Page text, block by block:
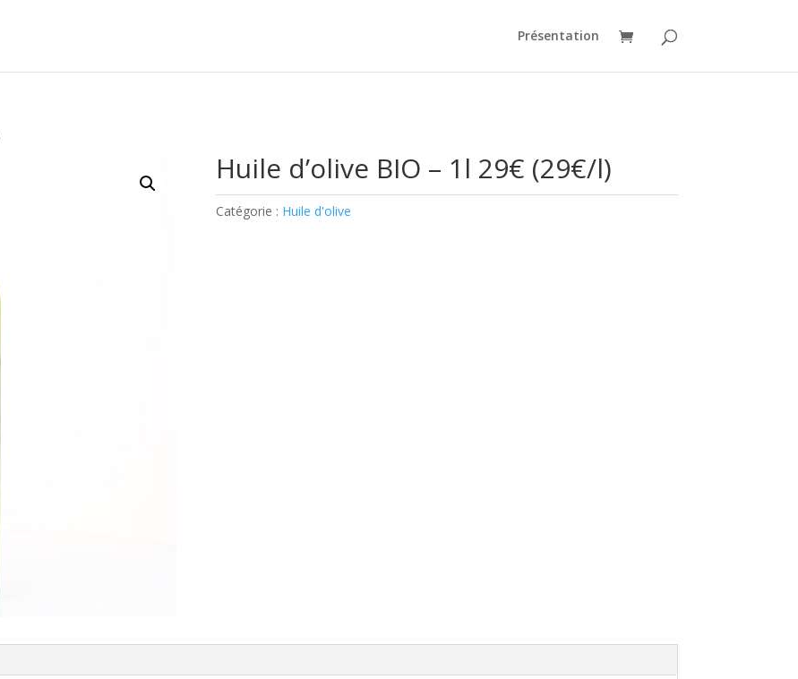
Présentation
Huile d’olive BIO – 1l 29€ (29€/l)
Catégorie : Huile d'olive